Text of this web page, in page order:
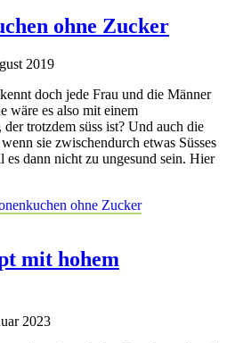
ohne Zucker
2019
doch jede Frau und die Männer
wäre es also mit einem
trotzdem süss ist? Und auch die
sie zwischendurch etwas Süsses
es dann nicht zu ungesund sein. Hier
ohne Zucker
mit hohem
2023